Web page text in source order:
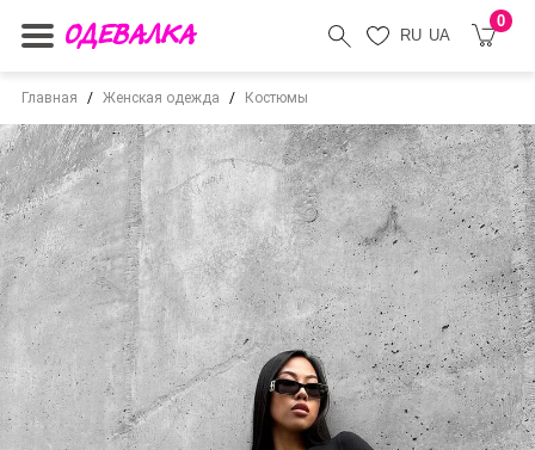
RU UA
0
Главная Женская одежда Костюмы